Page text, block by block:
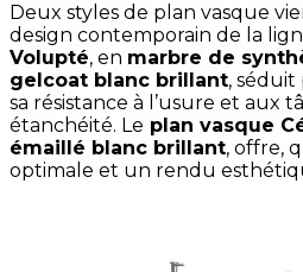
Deux styles de plan vasque
design contemporain de la
Volupté, en marbre de
gelcoat blanc brillant, séduit
sa résistance à l’usure et aux
étanchéité. Le plan vasque
émaillé blanc brillant, offre,
optimale et un rendu